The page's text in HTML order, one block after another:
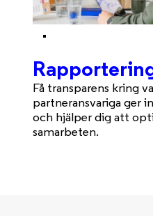
Få transparens kring
partneransvariga ger
och hjälper dig att
samarbeten.